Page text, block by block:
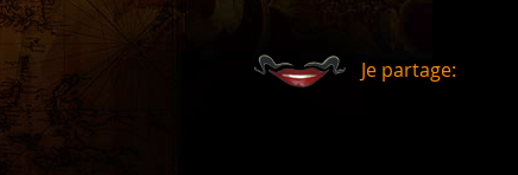
Je partage: